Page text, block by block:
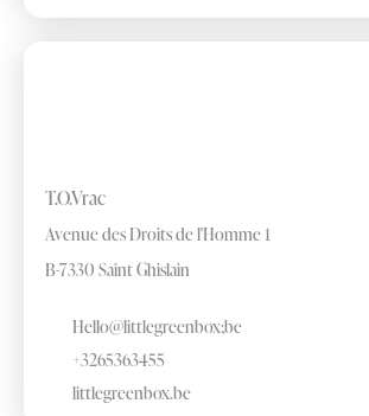
T.O.Vrac
Avenue des Droits de l'Homme 1
B-7330 Saint Ghislain
Hello@littlegreenbox;be
+3265363455
littlegreenbox.be